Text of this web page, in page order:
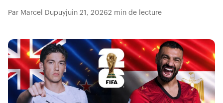
Par Marcel Dupuyjuin 21, 20262 min de lecture